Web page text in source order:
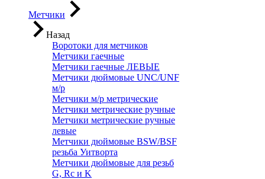
Метчики
Назад
Воротоки для метчиков
Метчики гаечные
Метчики гаечные ЛЕВЫЕ
Метчики дюймовые UNC/UNF
м/р
Метчики м/р метрические
Метчики метрические ручные
Метчики метрические ручные
левые
Метчики дюймовые BSW/BSF
резьба Уитворта
Метчики дюймовые для резьб
G, Rc и K